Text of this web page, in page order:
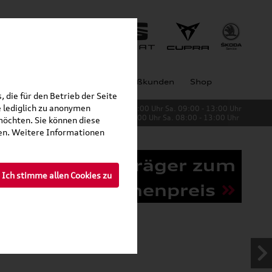
Großkunden Shop
Verkauf:Mo. - Fr. 08:00 - 19:00 Uhr Sa. 09:00 - 13:00 Uhr
Service:Mo. - Fr. 06:00 - 20:00 Uhr Sa. 08:00 - 13:00 Uhr
Grundträger zum
Schnäppchenpreis
die für den Betrieb der Seite
zu anonymen
Sie können diese
Weitere Informationen
Ich stimme allen Cookies zu